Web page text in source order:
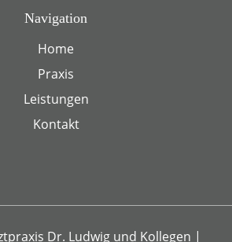
Navigation
Home
Praxis
Leistungen
Kontakt
Dr. Ludwig und Kollegen |